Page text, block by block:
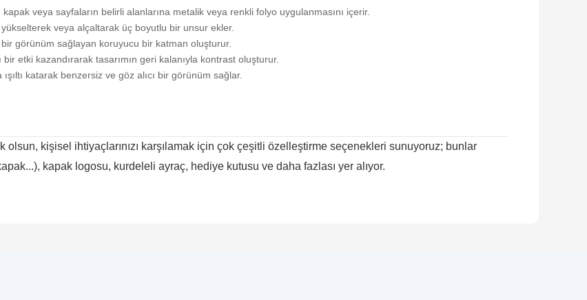
veya sayfaların belirli alanlarına metalik veya renkli folyo uygulanmasını içerir.
veya alçaltarak üç boyutlu bir unsur ekler.
bir görünüm sağlayan koruyucu bir katman oluşturur.
etki kazandırarak tasarımın geri kalanıyla kontrast oluşturur.
katarak benzersiz ve göz alıcı bir görünüm sağlar.
kişisel ihtiyaçlarınızı karşılamak için çok çeşitli özelleştirme seçenekleri sunuyoruz; bunlar
kapak logosu, kurdeleli ayraç, hediye kutusu ve daha fazlası yer alıyor.